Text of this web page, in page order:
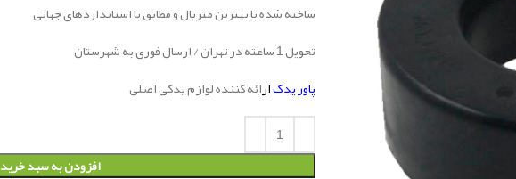
ساخته شده با بهترین متریال و مطابق با استانداردهای جهانی
تحویل 1 ساعته در تهران / ارسال فوری به شهرستان
پاور یدکارائه کننده لوازم یدکی اصلی
افزودن به سبد خرید